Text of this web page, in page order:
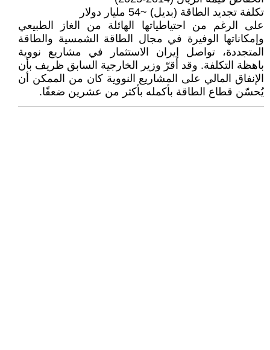
تكلفة تجديد الطاقة (بديل) ~54 مليار دولار
على الرغم من احتياطياتها الهائلة من الغاز الطبيعي
وإمكاناتها الوفيرة في مجال الطاقة الشمسية والطاقة
المتجددة، تواصل إيران الاستثمار في مشاريع نووية
باهظة التكلفة. وقد أقرّ وزير الخارجية السابق ظريف بأن
الإنفاق المالي على المشاريع النووية كان من الممكن أن
يُحسّن قطاع الطاقة بأكمله بأكثر من عشرين ضعفًا.